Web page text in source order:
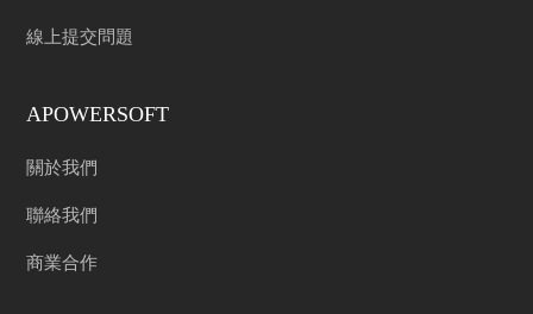
線上提交問題
APOWERSOFT
關於我們
聯絡我們
商業合作